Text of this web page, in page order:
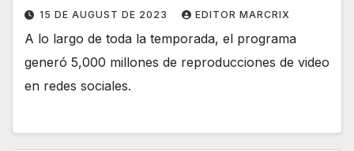
15 DE AUGUST DE 2023 EDITOR MARCRIX
A lo largo de toda la temporada, el programa
generó 5,000 millones de reproducciones de video
en redes sociales.